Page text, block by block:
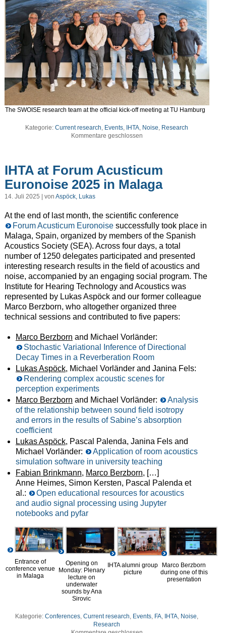
The SWOISE research team at the official kick-off meeting at TU Hamburg
Kategorie:Current research, Events, IHTA, Noise, Research
Kommentare geschlossen
IHTA at Forum Acusticum
Euronoise 2025 in Malaga
14. Juli 2025 | von Aspöck, Lukas
At the end of last month, the scientific conference
Forum Acusticum Euronoisesuccessfully took place in
Malaga, Spain, organized by members of the Spanish
Acoustics Society (SEA). Across four days, a total
number of 1250 delegates participated and presented
interesting research results in the field of acoustics and
noise, accompanied by an engaging social program. The
Institute for Hearing Technology and Acoustics was
represented by Lukas Aspöck and our former colleague
Marco Berzborn, who altogether organized three
technical sessions and contributed to five papers:
Marco Berzborn and Michael Vorländer:
Stochastic Variational Inference of Directional
Decay Times in a Reverberation Room
Lukas Aspöck, Michael Vorländer and Janina Fels:
Rendering complex acoustic scenes for
perception experiments
Marco Berzborn and Michael Vorländer:
Analysis
of the relationship between sound field isotropy
and errors in the results of Sabine’s absorption
coefficient
Lukas Aspöck, Pascal Palenda, Janina Fels and
Michael Vorländer:
Application of room acoustics
simulation software in university teaching
Fabian Brinkmann, Marco Berzborn, […]
Anne Heimes, Simon Kersten, Pascal Palenda et
al.:
Open educational resources for acoustics
and audio signal processing using Jupyter
notebooks and pyfar
Entrance of
conference venue
in Malaga
Opening on
Monday: Plenary
lecture on
underwater
sounds by Ana
Sirovic
IHTA alumni group
picture
Marco Berzborn
during one of this
presentation
Kategorie:Conferences,Current research, Events, FA, IHTA, Noise,
Research